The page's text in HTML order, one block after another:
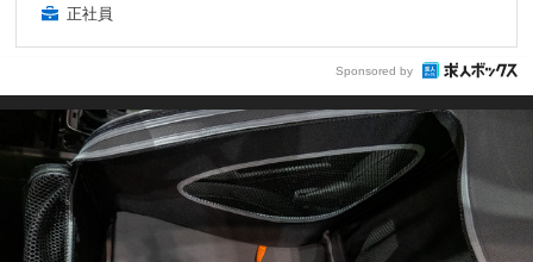
正社員
Sponsored by